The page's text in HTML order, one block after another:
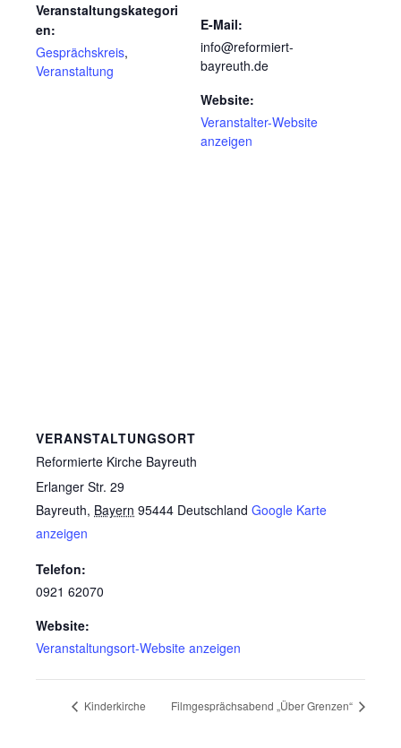
Veranstaltungskategori
en:
Gesprächskreis,
Veranstaltung
E-Mail:
info@reformiert-
bayreuth.de
Website:
Veranstalter-Website
anzeigen
VERANSTALTUNGSORT
Reformierte Kirche Bayreuth
Erlanger Str. 29
Bayreuth, Bayern 95444 Deutschland Google Karte
anzeigen
Telefon:
0921 62070
Website:
Veranstaltungsort-Website anzeigen
Kinderkirche Filmgesprächsabend „Über Grenzen“